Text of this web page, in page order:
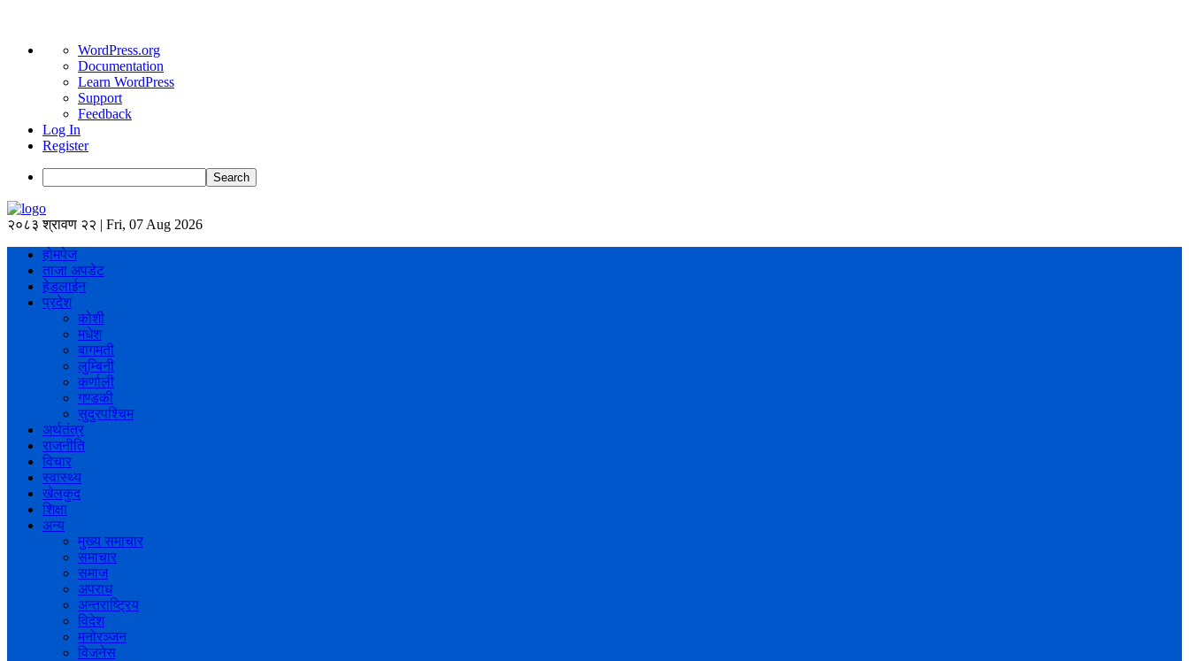
About
WordPress
WordPress.org
Documentation
Learn WordPress
Support
Feedback
Log In
Register
Search
२०८३ श्रावण २२ | Fri, 07 Aug 2026
होमपेज
ताजा अपडेट
हेडलाईन
प्रदेश
कोशी
मधेश
बागमती
लुम्बिनी
कर्णाली
गण्डकी
सुदुरपश्चिम
अर्थतंत्र
राजनीति
विचार
स्वास्थ्य
खेलकुद
शिक्षा
अन्य
मुख्य समाचार
समाचार
समाज
अपराध
अन्तराष्ट्रिय
विदेश
मनोरञ्जन
विजनेस